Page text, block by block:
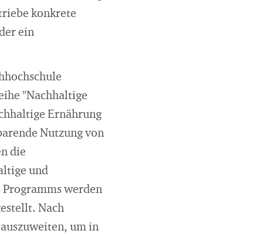
konkrete
ein
"Nachhaltige
Ernährung
Nutzung von
die
und
werden
Nach
um in